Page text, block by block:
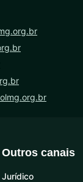
Outros canais
Jurídico